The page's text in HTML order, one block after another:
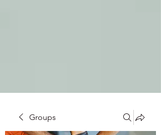
Groups